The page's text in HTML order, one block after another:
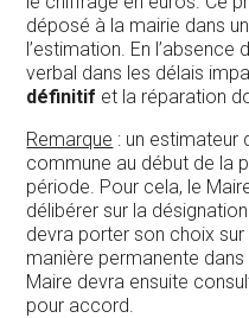
déposé à la mairie dans
l’estimation. En
verbal dans les délais
définitif et la réparation
Remarque : un estimateur
commune au début de la
période. Pour cela, le
délibérer sur la
devra porter son choix
manière permanente
Maire devra ensuite
pour accord.